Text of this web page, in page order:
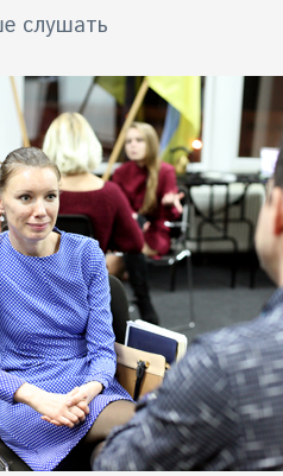
слушать